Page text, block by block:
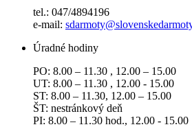
tel.: 047/4894196
e-mail:
Úradné hodiny
PO: 8.00 – 11.30 , 12.00 – 15.00
UT: 8.00 – 11.30 , 12.00 - 15.00
ST: 8.00 – 11.30, 12.00 – 15.00
ŠT: nestránkový deň
PI: 8.00 – 11.30 hod., 12.00 - 15.00